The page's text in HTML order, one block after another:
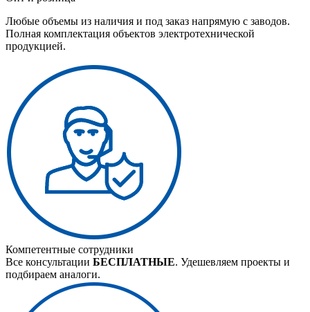
Любые объемы из наличия и под заказ напрямую с заводов.
Полная комплектация объектов электротехнической
продукцией.
Компетентные сотрудники
Все консультации БЕСПЛАТНЫЕ. Удешевляем проекты и
подбираем аналоги.